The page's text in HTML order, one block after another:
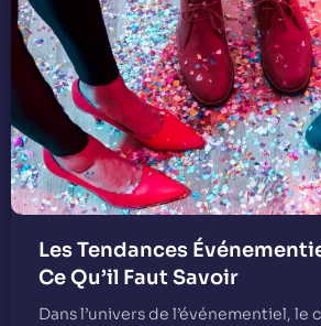
Les Tendances
Ce Qu’il Faut Savoir
Dans l’univers de l’événementiel, le